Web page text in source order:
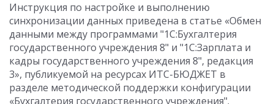
Инструкция по настройке и выполнению
синхронизации данных приведена в статье «Обмен
данными между программами "1С:Бухгалтерия
государственного учреждения 8" и "1С:Зарплата и
кадры государственного учреждения 8", редакция
3», публикуемой на ресурсах ИТС-БЮДЖЕТ в
разделе методической поддержки конфигурации
«Бухгалтерия государственного учреждения".